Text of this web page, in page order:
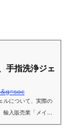
手指洗浄ジェ
ルについて、実際の
輸入販売業「メイフ
認）で再発防止の措